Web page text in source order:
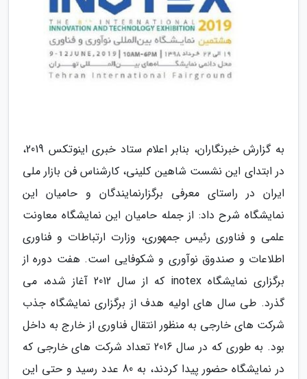
به گزارش خبرنگاران، بنابر اعلام ستاد خبری اینوتکس 2019،
در ابتدای این نشست شاهین کلینی، کارشناس فن بازار ملی
ایران در راستای معرفی برگزارنمایندگان و حامیان این
نمایشگاه شرح داد: از جمله حامیان این نمایشگاه معاونت
علمی و فناوری رئیس جمهوری، وزارت ارتباطات و فناوری
اطلاعات و صندوق نوآوری و شکوفایی است. هفت دوره از
برگزاری نمایشگاه inotex که از سال 2012 آغاز شده، می
گذرد. طی سال های اولیه هدف از برگزاری نمایشگاه جذب
شرکت های خارجی به منظور انتقال فناوری از خارج به داخل
بود. به طوری که در سال 2016 تعداد شرکت های خارجی که
در نمایشگاه حضور پیدا کردند، به 80 عدد رسید و حتی این